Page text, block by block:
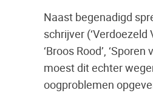
Naast begenadigd
schrijver (‘Verdoezeld
‘Broos Rood’, ‘Sporen
moest dit echter
oogproblemen